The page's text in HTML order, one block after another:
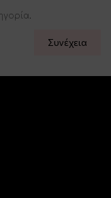
Συνέχεια